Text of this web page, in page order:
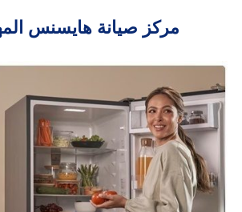
مركز صيانة هايسنس